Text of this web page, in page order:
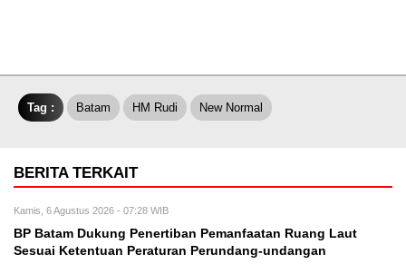
Tag : Batam HM Rudi New Normal
BERITA TERKAIT
Kamis, 6 Agustus 2026 - 07:28 WIB
BP Batam Dukung Penertiban Pemanfaatan Ruang Laut
Sesuai Ketentuan Peraturan Perundang-undangan